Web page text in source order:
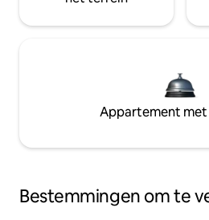
Appartement
Bestemmingen om te